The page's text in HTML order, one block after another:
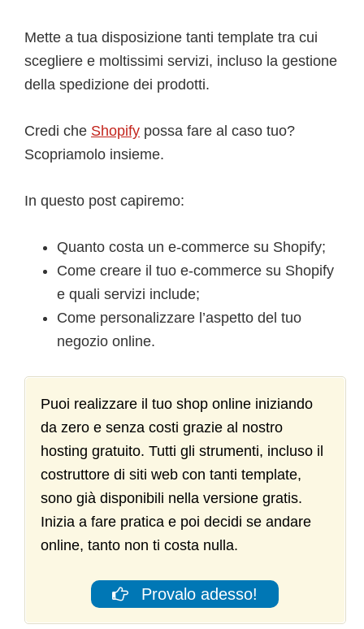
Mette a tua disposizione tanti template tra cui
scegliere e moltissimi servizi, incluso la gestione
della spedizione dei prodotti.
Credi che Shopify possa fare al caso tuo?
Scopriamolo insieme.
In questo post capiremo:
Quanto costa un e-commerce su Shopify;
Come creare il tuo e-commerce su Shopify
e quali servizi include;
Come personalizzare l’aspetto del tuo
negozio online.
Puoi realizzare il tuo shop online iniziando
da zero e senza costi grazie al nostro
hosting gratuito. Tutti gli strumenti, incluso il
costruttore di siti web con tanti template,
sono già disponibili nella versione gratis.
Inizia a fare pratica e poi decidi se andare
online, tanto non ti costa nulla.
Provalo adesso!